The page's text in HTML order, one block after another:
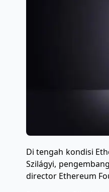
Di tengah kondisi
Szilágyi,
director Ethereum